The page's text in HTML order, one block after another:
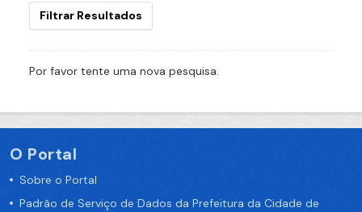
Filtrar Resultados
Por favor tente uma nova pesquisa.
O Portal
Sobre o Portal
Padrão de Serviço de Dados da Prefeitura da Cidade de